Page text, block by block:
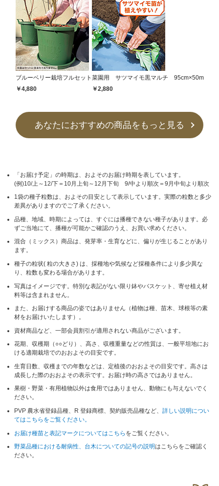
ブルーベリー栽培フルセット
￥4,880
菜園用 サツマイモ黒マルチ 95cm×50m
￥2,880
あなたにおすすめの商品をもっと見る
「お届け予定」の時期は、およそのお届け時期を表しています。
(例)10/上～12/下＝10月上旬～12月下旬 9/中より順次＝9月中旬より順次
1袋の種子粒数は、およその目安として表示しています。実際の粒数と多少
差異がありますのでご了承ください。
品種、地域、時期によっては、すぐには播種できない種子があります。必
ずご当地にて、播種が可能かご確認のうえ、お買い求めください。
混合（ミックス）商品は、発芽率・生育などに、偏りが生じることがあり
ます。
種子の粒状( 粒の大きさ) は、採種地や気候など採種条件により多少異な
り、粒数も変わる場合があります。
写真はイメージです。特別な表記がない限り鉢やバスケット、寄せ植え材
料等は含まれません。
また、お届けする商品の姿ではありません（植物は種、苗木、球根等の素
材をお届けいたします）。
資材商品など、一部会員割引が適用されない商品がございます。
花期、収穫期（○○どり）、高さ、収穫重量などの性質は、一般平坦地にお
ける適期栽培でのおおよその目安です。
生育日数、収穫までの年数などは、定植後のおおよその目安です。高さは
成長した際のおおよその表示です。お届け時の高さではありません。
果樹・野菜・有用植物以外は食用ではありません、動物にも与えないでく
ださい。
PVP 農水省登録品種、R 登録商標、契約販売品種など、詳しい説明につい
てはこちらをご覧ください。
お届け種苗と表記マークについてはこちら をご覧ください。
野菜品種における耐病性、台木についての記号の説明はこちらをご確認く
ださい。